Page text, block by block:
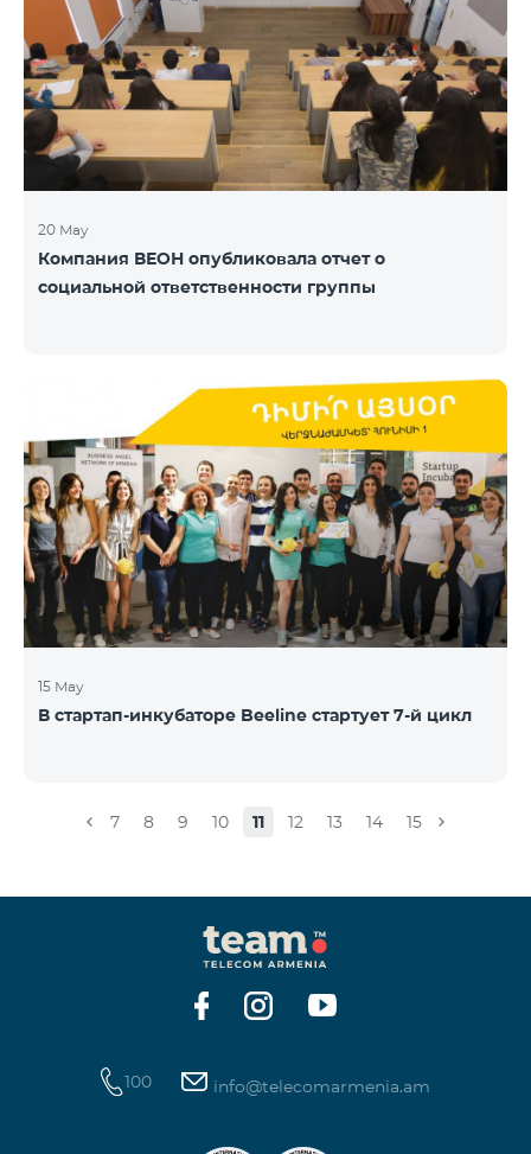
20 May
Компания ВЕОН опубликовала отчет о
социальной ответственности группы
15 May
В стартап-инкубаторе Beeline стартует 7-й цикл
7 8 9 10 11 12 13 14 15
100 info@telecomarmenia.am